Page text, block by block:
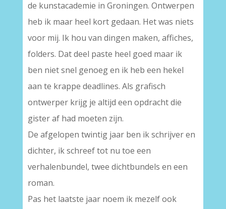
de kunstacademie in Groningen. Ontwerpen
heb ik maar heel kort gedaan. Het was niets
voor mij. Ik hou van dingen maken, affiches,
folders. Dat deel paste heel goed maar ik
ben niet snel genoeg en ik heb een hekel
aan te krappe deadlines. Als grafisch
ontwerper krijg je altijd een opdracht die
gister af had moeten zijn.
De afgelopen twintig jaar ben ik schrijver en
dichter, ik schreef tot nu toe een
verhalenbundel, twee dichtbundels en een
roman.
Pas het laatste jaar noem ik mezelf ook